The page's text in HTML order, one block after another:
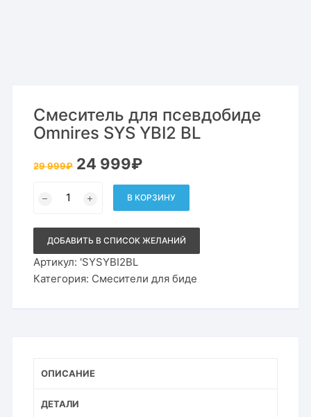
Смеситель для псевдобиде
Omnires SYS YBI2 BL
29 999₽ Первоначальная
цена
999₽.
24 999₽Текущая
999₽.
товара
псевдобиде
Omnires
SYS
YBI2
BL
В КОРЗИНУ
ДОБАВИТЬ В СПИСОК ЖЕЛАНИЙ
Артикул: 'SYSYBI2BL
Категория: Смесители для биде
ОПИСАНИЕ
ДЕТАЛИ